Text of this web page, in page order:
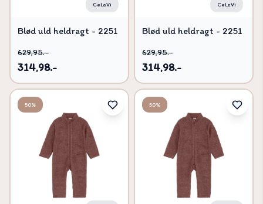
CeLaVi
Blød uld heldragt - 2251
629,95.-
314,98.-
CeLaVi
Blød uld heldragt - 2251
629,95.-
314,98.-
50% 50%